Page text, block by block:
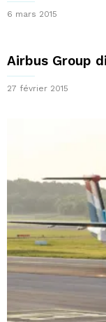
6 mars 2015
Airbus Group
27 février 2015